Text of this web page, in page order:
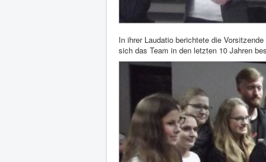
In ihrer Laudatio berichtete die
sich das Team in den letzten 10 Jahren